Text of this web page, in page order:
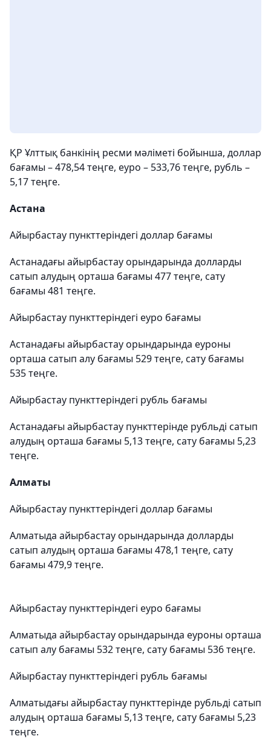
ҚР Ұлттық банкінің ресми мәліметі бойынша, доллар
бағамы – 478,54 теңге, еуро – 533,76 теңге, рубль –
5,17 теңге.
Астана
Айырбастау пункттеріндегі доллар бағамы
Астанадағы айырбастау орындарында долларды
сатып алудың орташа бағамы 477 теңге, сату
бағамы 481 теңге.
Айырбастау пункттеріндегі еуро бағамы
Астанадағы айырбастау орындарында еуроны
орташа сатып алу бағамы 529 теңге, сату бағамы
535 теңге.
Айырбастау пункттеріндегі рубль бағамы
Астанадағы айырбастау пункттерінде рубльді сатып
алудың орташа бағамы 5,13 теңге, сату бағамы 5,23
теңге.
Алматы
Айырбастау пункттеріндегі доллар бағамы
Алматыда айырбастау орындарында долларды
сатып алудың орташа бағамы 478,1 теңге, сату
бағамы 479,9 теңге.
Айырбастау пункттеріндегі еуро бағамы
Алматыда айырбастау орындарында еуроны орташа
сатып алу бағамы 532 теңге, сату бағамы 536 теңге.
Айырбастау пункттеріндегі рубль бағамы
Алматыдағы айырбастау пункттерінде рубльді сатып
алудың орташа бағамы 5,13 теңге, сату бағамы 5,23
теңге.